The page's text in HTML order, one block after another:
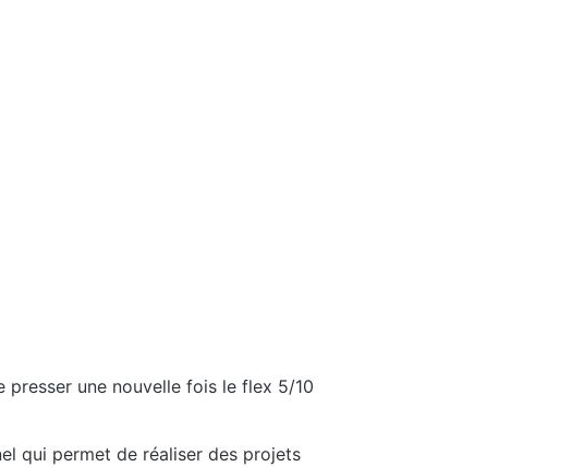
une nouvelle fois le flex 5/10
qui permet de réaliser des projets